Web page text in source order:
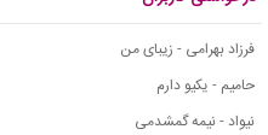
فرزاد بهرامی - زیبای من
حامیم - یکیو دارم
نیواد - نیمه گمشدمی